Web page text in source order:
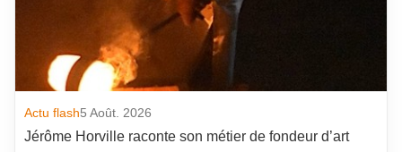
Actu flash5 Août. 2026
Jérôme Horville raconte son métier de fondeur d’art